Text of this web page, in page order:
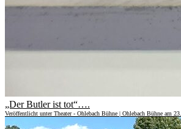
„Der Butler ist tot“….
Veröffentlicht unter Theater - Ohlebach Bühne | Ohlebach Bühne am